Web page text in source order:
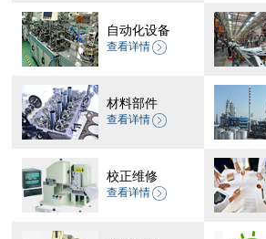
自动化设备
查看详情
材料部件
查看详情
校正维修
查看详情